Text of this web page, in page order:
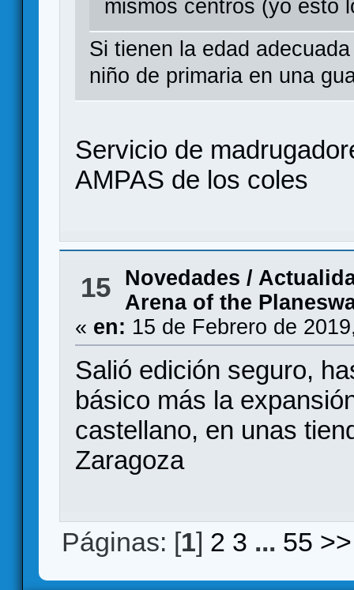
mismos centros (yo esto
Si tienen la edad
niño de primaria en una
Servicio de
AMPAS de los coles
15
Novedades /
Arena of the
« en: 15 de Febrero de
Salió edición seguro,
básico más la
castellano, en unas
Zaragoza
Páginas: [1] 2 3 ... 55 >>